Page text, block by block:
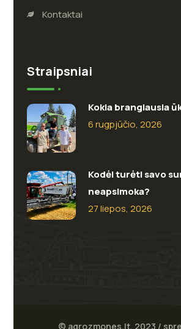
Kontaktai
Straipsniai
Kokia brangiausia
6 rugpjūčio, 2026
Kodėl turėti savo
neapsimoka?
27 liepos, 2026
© agrozmones.lt, 2023 /